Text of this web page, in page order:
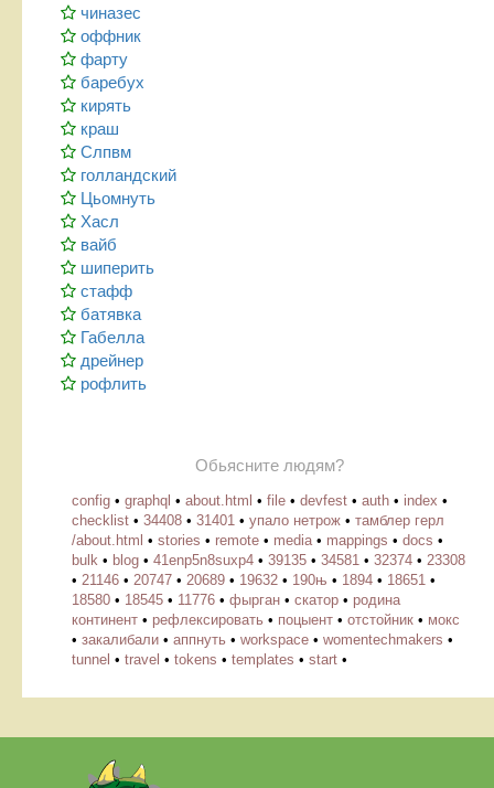
чиназес
оффник
фарту
баребух
кирять
краш
Слпвм
голландский
Цьомнуть
Хасл
вайб
шиперить
стафф
батявка
Габелла
дрейнер
рофлить
Обьясните людям?
config • graphql • about.html • file • devfest • auth • index •
checklist • 34408 • 31401 • упало нетрож • тамблер герл
/about.html • stories • remote • media • mappings • docs •
bulk • blog • 41enp5n8suxp4 • 39135 • 34581 • 32374 • 23308
• 21146 • 20747 • 20689 • 19632 • 190њ • 1894 • 18651 •
18580 • 18545 • 11776 • фырган • скатор • родина
континент • рефлексировать • поцыент • отстойник • мокс
• закалибали • аппнуть • workspace • womentechmakers •
tunnel • travel • tokens • templates • start •